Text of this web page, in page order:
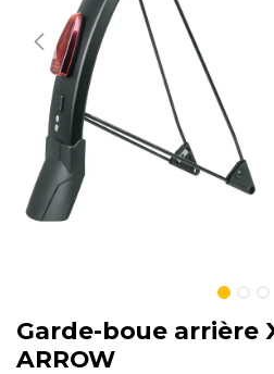
Garde-boue arrière
ARROW